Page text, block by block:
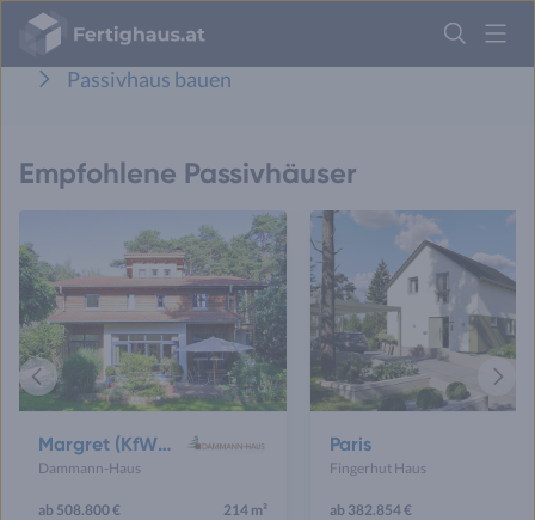
Fertighaus
Logo
Mehr Infos und Beispiele zu Passivhäusern
Passivhaus bauen
Empfohlene Passivhäuser
Margret (KfW-Effizienzhaus 40 EE)
Dammann-Haus
ab 508.800 €
214 m²
Paris
Fingerhut Haus
ab 382.854 €
Vorheriges